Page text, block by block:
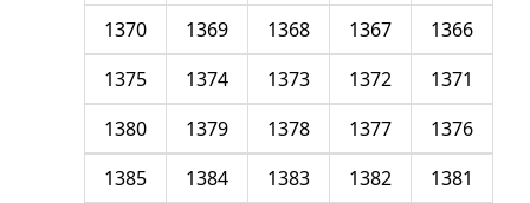
1366
1367
1368
1369
1370
1371
1372
1373
1374
1375
1376
1377
1378
1379
1380
1381
1382
1383
1384
1385